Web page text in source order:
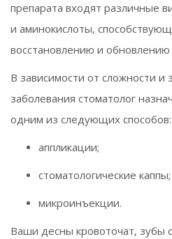
препарата входят различные
и аминокислоты,
восстановлению и обновлению
В зависимости от сложности и
заболевания стоматолог
одним из следующих способов:
аппликации;
стоматологические каппы;
микроинъекции.
Ваши десны кровоточат, зубы